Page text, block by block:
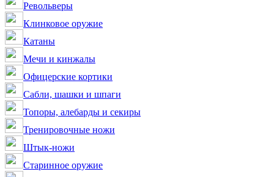
Револьверы
Клинковое оружие
Катаны
Мечи и кинжалы
Офицерские кортики
Сабли, шашки и шпаги
Топоры, алебарды и секиры
Тренировочные ножи
Штык-ножи
Старинное оружие